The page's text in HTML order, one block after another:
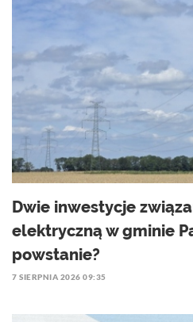
Dwie inwestycje
elektryczną w gminie
powstanie?
7 SIERPNIA 2026 09:35